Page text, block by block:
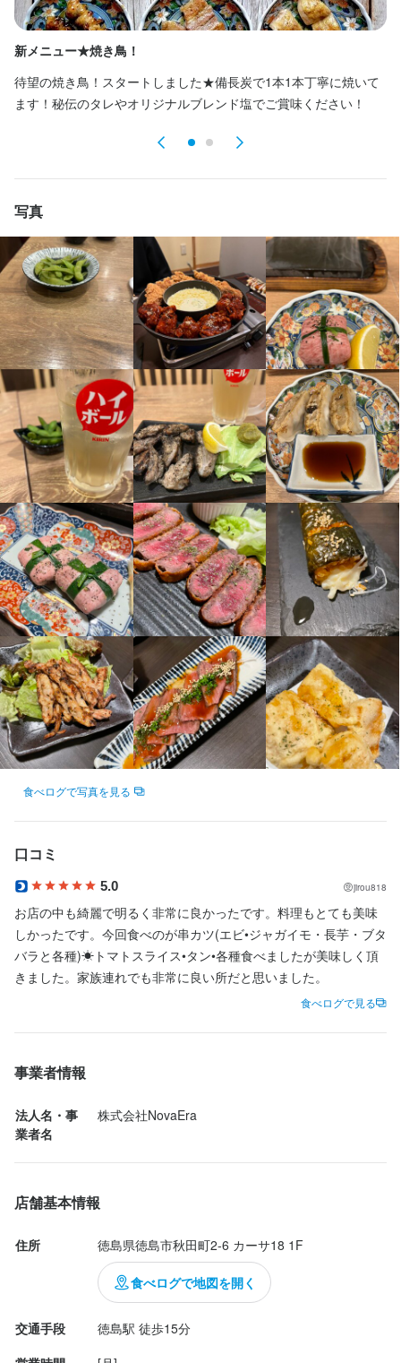
新メニュー★焼き鳥！
待望の焼き鳥！スタートしました★備長炭で1本1本丁寧に焼いて
ます！秘伝のタレやオリジナルブレンド塩でご賞味ください！
写真
食べログで写真を見る
口コミ
5.0 jirou818
お店の中も綺麗で明るく非常に良かったです。料理もとても美味
しかったです。今回食べのが串カツ(エビ•ジャガイモ・長芋・ブタ
バラと各種)☀︎トマトスライス•タン•各種食べましたが美味しく頂
きました。家族連れでも非常に良い所だと思いました。
食べログで見る
事業者情報
法人名・事
業者名
株式会社NovaEra
店舗基本情報
住所 徳島県徳島市秋田町2-6 カーサ18 1F
食べログで地図を開く
交通手段
徳島駅 徒歩15分
休日・休暇
月７日休+有給休暇
・有給休暇
・食事補助
・社員旅行（沖縄、北海道など）
・社内イベント（飲み会、ボーリング、スポーツ大会）
・契約期間の定めなし
・社会保険完備（厚生年金、雇用保険、健康保険、労災保険）
・独立支援制度あり
まかない・食事補助あり 社会保険完備 制服貸与
研修制度あり
社内イベントあり(旅行、BBQ等)
独立支援制度あり 髪型自由
ひげOK
ネイルOK
ピアスOK
特徴
学歴不問 未経験者歓迎 独立希望者歓迎 新卒歓迎
第二新卒歓迎
Uターン・Iターン歓迎
フリーター歓迎 応募者全員と面接
仕事内容
【店長】
ホール、調理のサポート
シフト管理
スタッフの教育
【マネージャー】
売上、コストの数値管理
店長、社員の教育
新メニューの開発
この仕事のおすすめポイント
【独立希望者歓迎】
店舗運営のノウハウ、仕入れ業者の紹介など、将来の独立に向け
【成果に応じた昇給アリ】
目標の達成度合いやスキルアップの度合いによって、給与はどん
どんアップしていきます。ボーナス支給もあるので、毎日モチベ
ーション高く働ける環境です
求める人物像
・美味しい料理で人を喜ばせたい方
・誠実に仕事に取り組める方
・チームで仕事することに意欲的な方
選考の流れ
て内定となります。なお、Web面接にも対応いたしますので、気
兼ねなくご相談ください。
お店の採用担当者からのメッセージ
休日・休暇
１週間ごとのシフト制
待遇
社員登用制度あり
ピアスOK
特徴
履歴書不要 学歴不問 未経験者歓迎 独立希望者歓迎
新卒歓迎
フリーター歓迎
大学生歓迎 面接1回 即日勤務OK
仕事内容
【ホールスタッフ】
難しい作業はありません！
ご案内、オーダー受付、ドリンク作成、配膳、接客、会計、テー
ブルの片付けなどの
一般的なホール業務全般をお任せします
この仕事のおすすめポイント
①スタッフ同士がみんな仲良く居心地が良い
②まかないが美味しい（スタッフから好評）
③１週間ごとのシフトなので予定が組みやすい
選考の流れ
応募後、原則１営業日以内に返信しております。１回の面接を経
て内定となります。
お気軽にご相談ください！
お店の採用担当者からのメッセージ
少しでも興味をお持ちでしたら、ぜひお気軽にご応募ください。
一度、カジュアルにお話しましょう。ご応募を心よりお待ちして
おります
勤務地
徳島県徳島市秋田町2-6 カーサ18 1F
088-623-8266
法人名・事業者名
株式会社NovaEra
最終更新日2026/01/23